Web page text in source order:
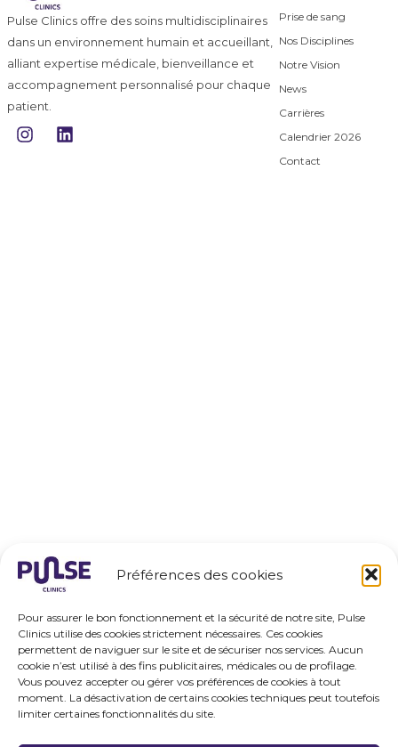
Préférences des cookies
Pour assurer le bon fonctionnement et la sécurité de notre site, Pulse
Clinics utilise des cookies strictement nécessaires. Ces cookies
permettent de naviguer sur le site et de sécuriser nos services. Aucun
cookie n’est utilisé à des fins publicitaires, médicales ou de profilage.
Vous pouvez accepter ou gérer vos préférences de cookies à tout
moment. La désactivation de certains cookies techniques peut toutefois
limiter certaines fonctionnalités du site.
Pulse Clinics offre des soins multidisciplinaires
dans un environnement humain et accueillant,
alliant expertise médicale, bienveillance et
accompagnement personnalisé pour chaque
patient.
I
n
L
i
Prise de sang
Nos Disciplines
Notre Vision
News
Carrières
Calendrier 2026
Contact